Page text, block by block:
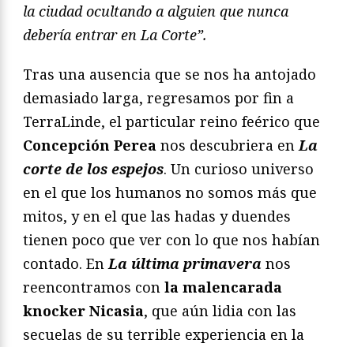
la ciudad ocultando a alguien que nunca
debería entrar en La Corte”.
Tras una ausencia que se nos ha antojado
demasiado larga, regresamos por fin a
TerraLinde, el particular reino feérico que
Concepción Perea nos descubriera enLa
corte de los espejos. Un curioso universo
en el que los humanos no somos más que
mitos, y en el que las hadas y duendes
tienen poco que ver con lo que nos habían
contado. EnLa última primavera nos
reencontramos con la malencarada
knocker Nicasia, que aún lidia con las
secuelas de su terrible experiencia en la